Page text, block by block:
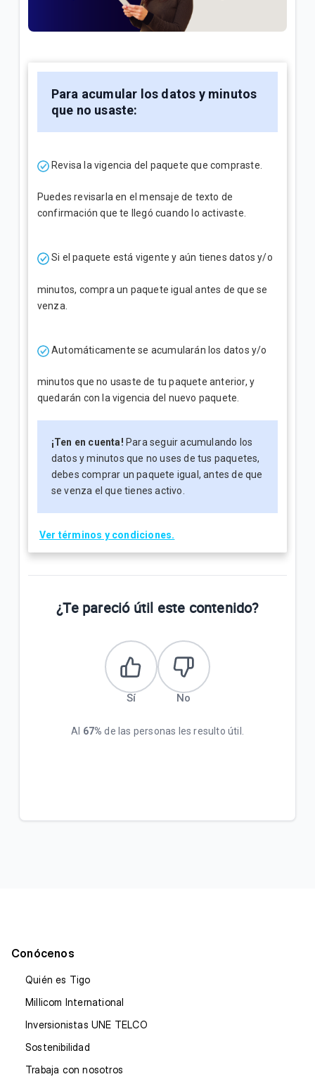
¿Cómo consultar tus consumos en Mi.Tigo? | Móvil
Full Equipo: Plan móvil ilimitado + celular en
préstamo | Móvil
Para acumular los datos y minutos
que no usaste:
Revisa la vigencia del paquete que compraste.
Puedes revisarla en el mensaje de texto de
confirmación que te llegó cuando lo activaste.
Si el paquete está vigente y aún tienes datos y/o
minutos, compra un paquete igual antes de que se
venza.
Automáticamente se acumularán los datos y/o
minutos que no usaste de tu paquete anterior, y
quedarán con la vigencia del nuevo paquete.
¡Ten en cuenta! Para seguir acumulando los
datos y minutos que no uses de tus paquetes,
debes comprar un paquete igual, antes de que
se venza el que tienes activo.
Ver términos y condiciones.
¿Te pareció útil este contenido?
Sí No
Al 67% de las personas les resulto útil.
Conócenos
Quién es Tigo
Millicom International
Inversionistas UNE TELCO
Sostenibilidad
Trabaja con nosotros